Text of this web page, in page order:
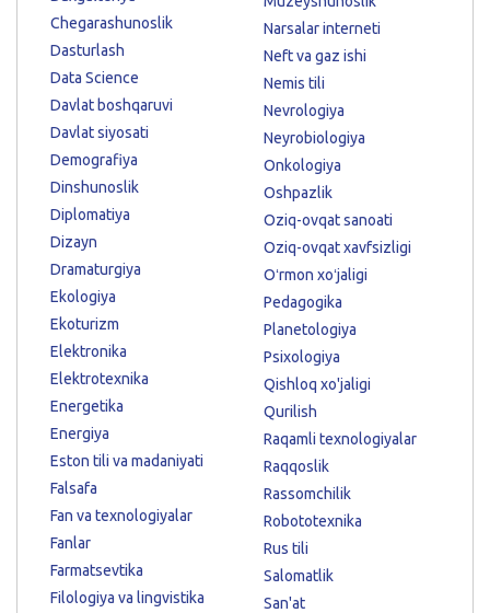
Chegarashunoslik
Dasturlash
Data Science
Davlat boshqaruvi
Davlat siyosati
Demografiya
Dinshunoslik
Diplomatiya
Dizayn
Dramaturgiya
Ekologiya
Ekoturizm
Elektronika
Elektrotexnika
Energetika
Energiya
Eston tili va madaniyati
Falsafa
Fan va texnologiyalar
Fanlar
Farmatsevtika
Filologiya va lingvistika
Narsalar interneti
Neft va gaz ishi
Nemis tili
Nevrologiya
Neyrobiologiya
Onkologiya
Oshpazlik
Oziq-ovqat sanoati
Oziq-ovqat xavfsizligi
Oʻrmon xoʻjaligi
Pedagogika
Planetologiya
Psixologiya
Qishloq xo'jaligi
Qurilish
Raqamli texnologiyalar
Raqqoslik
Rassomchilik
Robototexnika
Rus tili
Salomatlik
San'at